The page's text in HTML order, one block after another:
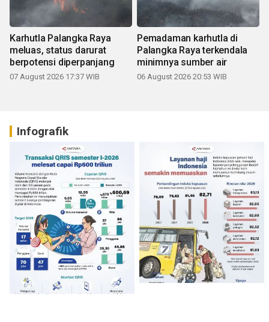
Karhutla Palangka Raya
meluas, status darurat
berpotensi diperpanjang
07 August 2026 17:37 WIB
Pemadaman karhutla di
Palangka Raya terkendala
minimnya sumber air
06 August 2026 20:53 WIB
Infografik